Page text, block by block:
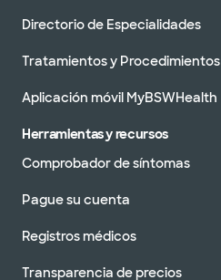
Directorio de Especialidades
Tratamientos y Procedimientos
Aplicación móvil MyBSWHealth
Herramientas y recursos
Comprobador de síntomas
Pague su cuenta
Registros médicos
Transparencia de precios